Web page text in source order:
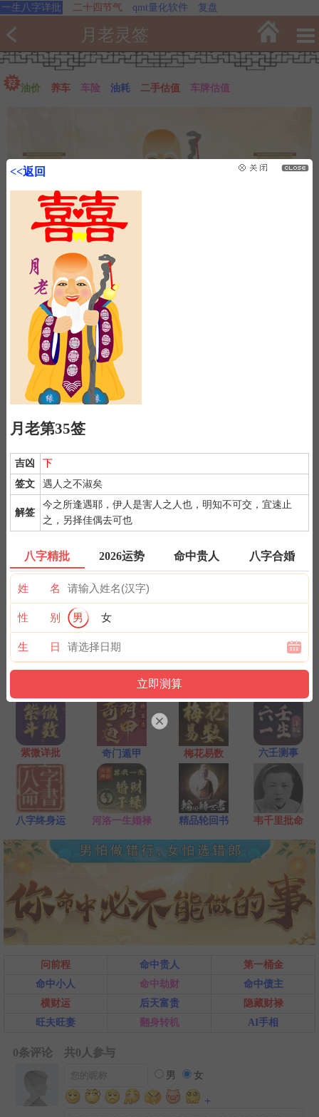
一生八字详批 二十四节气 qmt量化软件 复盘
月老灵签
油价 养车 车险 油耗 二手估值 车牌估值
<<返回
月老第35签
吉凶
下
签文
遇人之不淑矣
解签
今之所逢遇耶，伊人是害人之人也，明知不可交，宜速止
之，另择佳偶去可也
八字精批 2026运势 命中贵人 八字合婚
姓 名
性 别 男 女
生 日
秉除杂念，先双手合手默念，月下老人，指点迷津。
2）默念自己姓名、出生时间、居住地址；再请求需要指点的事
情；最后点上面的签筒开始抽签！心诚则灵，否则掷到笑杯的机率
3） 抽签的时间：中午十二点左右和晚上十一点前或者后，晚上十
一点是阴阳相接之时，最适宜抽签，抽签的信息也最准确；房事后
和打雷下大雨时不要抽签，因为此时信息不稳。
紫微详批 奇门遁甲 梅花易数 六壬测事
八字终身运 河洛一生婚禄 精品轮回书 韦千里批命
问前程 命中贵人
第一桶金
命中小人
命中劫财
命中债主
横财运
后天富贵
隐藏财禄
旺夫旺妻
翻身转机 AI手相